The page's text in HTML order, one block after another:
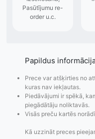
Papildus
Prece var atšķirties no
kuras nav iekļautas.
Piedāvājumi ir spēkā,
piegādātāju noliktavās.
Visās preču kartēs
Kā uzzināt preces